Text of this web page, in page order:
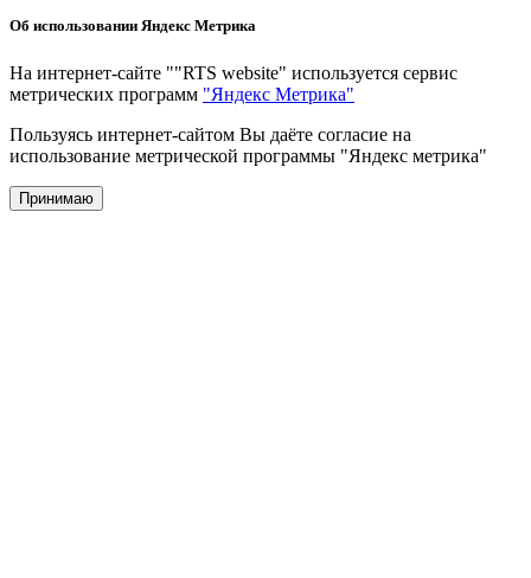
Об использовании Яндекс Метрика
На интернет-сайте ""RTS website" используется сервис
метрических программ "Яндекс Метрика"
Пользуясь интернет-сайтом Вы даёте согласие на
использование метрической программы "Яндекс метрика"
Принимаю